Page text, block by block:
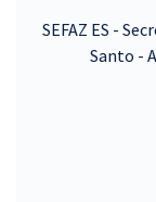
SEFAZ ES -
Santo -